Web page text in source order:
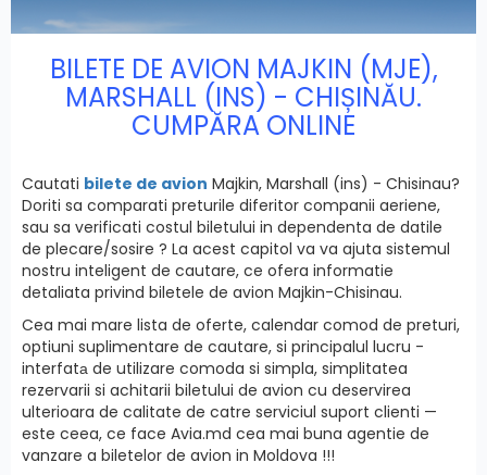
BILETE DE AVION MAJKIN (MJE),
MARSHALL (INS) - CHIȘINĂU.
CUMPĂRA ONLINE
Cautati bilete de avion Majkin, Marshall (ins) - Chisinau?
Doriti sa comparati preturile diferitor companii aeriene,
sau sa verificati costul biletului in dependenta de datile
de plecare/sosire ? La acest capitol va va ajuta sistemul
nostru inteligent de cautare, ce ofera informatie
detaliata privind biletele de avion Majkin-Chisinau.
Cea mai mare lista de oferte, calendar comod de preturi,
optiuni suplimentare de cautare, si principalul lucru -
interfatа de utilizare comoda si simpla, simplitatea
rezervarii si achitarii biletului de avion cu deservirea
ulterioara de calitate de catre serviciul suport clienti —
este ceea, ce face Avia.md cea mai buna agentie de
vanzare a biletelor de avion in Moldova !!!